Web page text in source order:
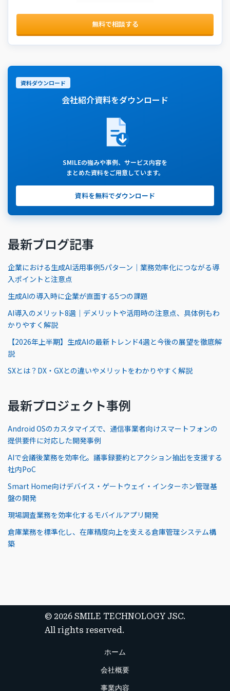
無料で相談する
資料ダウンロード
会社紹介資料をダウンロード
SMILEの強みや事例、サービス内容を
まとめた資料をご用意しています。
資料を無料でダウンロード
最新ブログ記事
企業における生成AI活用事例5パターン｜業務効率化につながる導
入ポイントと注意点
生成AIの導入時に企業が直面する5つの課題
AI導入のメリット8選｜デメリットや活用時の注意点、具体例もわ
かりやすく解説
【2026年上半期】生成AIの最新トレンド4選と今後の展望を徹底解
説
SXとは？DX・GXとの違いやメリットをわかりやすく解説
最新プロジェクト事例
Android OSのカスタマイズで、通信事業者向けスマートフォンの
提供要件に対応した開発事例
AIで会議後業務を効率化。議事録要約とアクション抽出を支援する
社内PoC
Smart Home向けデバイス・ゲートウェイ・インターホン管理基
盤の開発
現場調査業務を効率化するモバイルアプリ開発
倉庫業務を標準化し、在庫精度向上を支える倉庫管理システム構
築
© 2026 SMILE TECHNOLOGY JSC.
All rights reserved.
ホーム
会社概要
事業内容